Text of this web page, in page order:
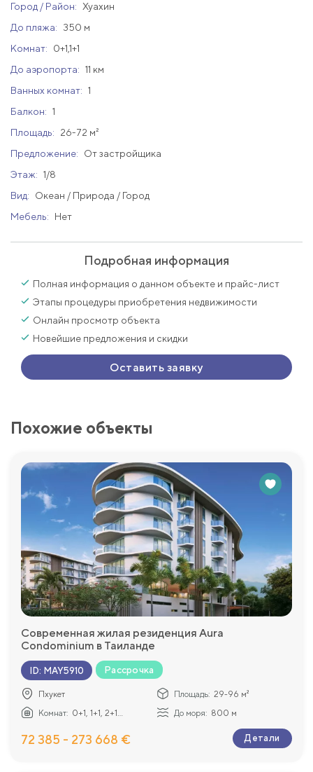
Город / Район: Хуахин
До пляжа:
350 м
Комнат:
0+1,1+1
До аэропорта: 11 км
Ванных комнат: 1
Балкон: 1
Площадь:
26-72 м²
Предложение:
От застройщика
Этаж: 1/8
Вид:
Океан / Природа / Город
Мебель:
Нет
Подробная информация
Полная информация о данном объекте и прайс-лист
Этапы процедуры приобретения недвижимости
Онлайн просмотр объекта
Новейшие предложения и скидки
Оставить заявку
Похожие объекты
Современная жилая резиденция Aura
Condominium в Таиланде
ID: MAY5910 Рассрочка
Пхукет Площадь: 29-96 м²
Комнат: 0+1, 1+1, 2+1... До моря: 800 м
72 385 - 273 668 € Детали